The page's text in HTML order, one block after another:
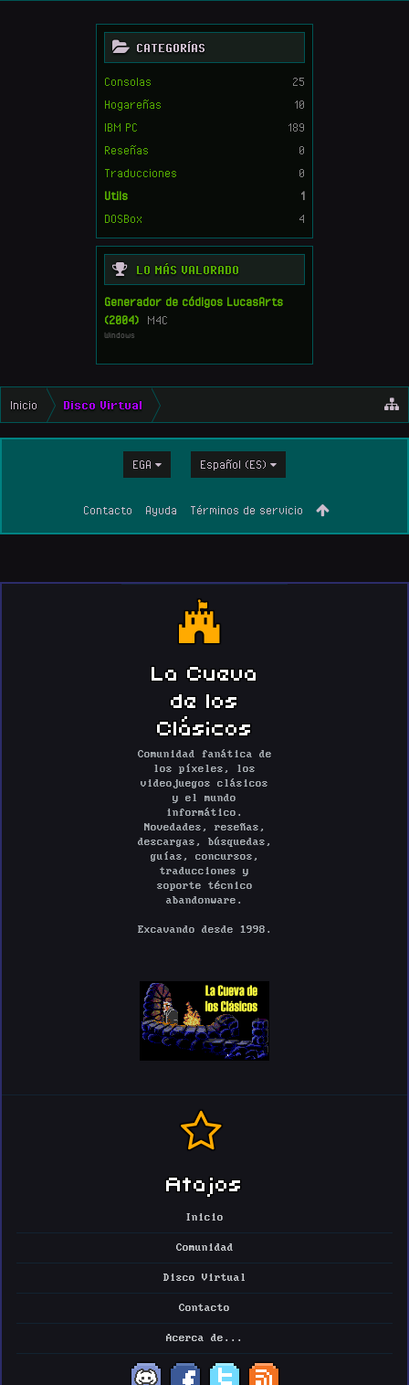
CATEGORÍAS
Consolas
25
Hogareñas
10
IBM PC
189
Reseñas
0
Traducciones
0
Utils
1
DOSBox
4
LO MÁS VALORADO
Generador de códigos LucasArts
(2004)
M4C
Windows
Inicio Disco Virtual
EGA Español (ES)
Contacto Ayuda Términos de servicio
La Cueva
de los
Clásicos
Comunidad fanática de
los píxeles, los
videojuegos clásicos
y el mundo
informático.
Novedades, reseñas,
descargas, búsquedas,
guías, concursos,
traducciones y
soporte técnico
abandonware.
Excavando desde 1998.
Atajos
Inicio
Comunidad
Disco Virtual
Contacto
Acerca de...